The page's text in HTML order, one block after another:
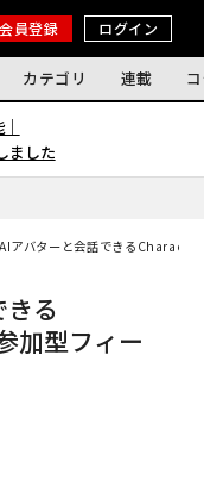
会員登録 ログイン
カテゴリ 連載
ました
アバターと会話できる
る
加型フィー